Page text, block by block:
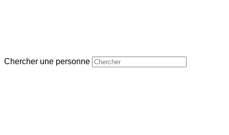
Chercher une personne